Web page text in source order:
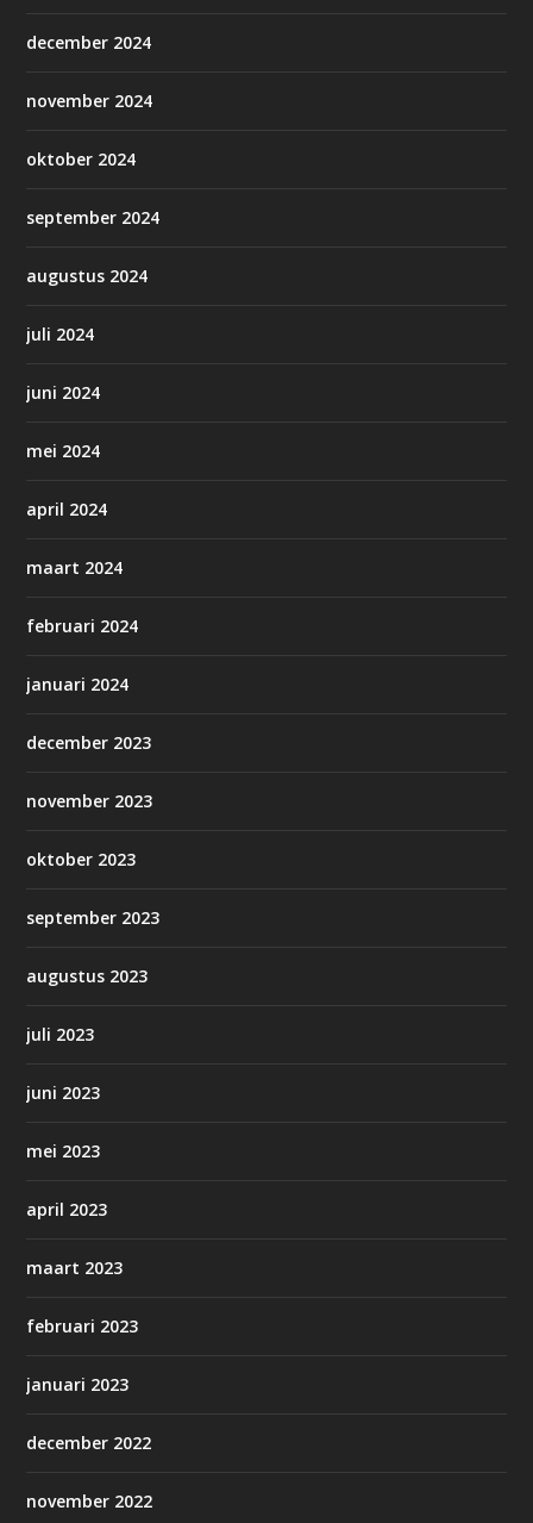
december 2024
november 2024
oktober 2024
september 2024
augustus 2024
juli 2024
juni 2024
mei 2024
april 2024
maart 2024
februari 2024
januari 2024
december 2023
november 2023
oktober 2023
september 2023
augustus 2023
juli 2023
juni 2023
mei 2023
april 2023
maart 2023
februari 2023
januari 2023
december 2022
november 2022